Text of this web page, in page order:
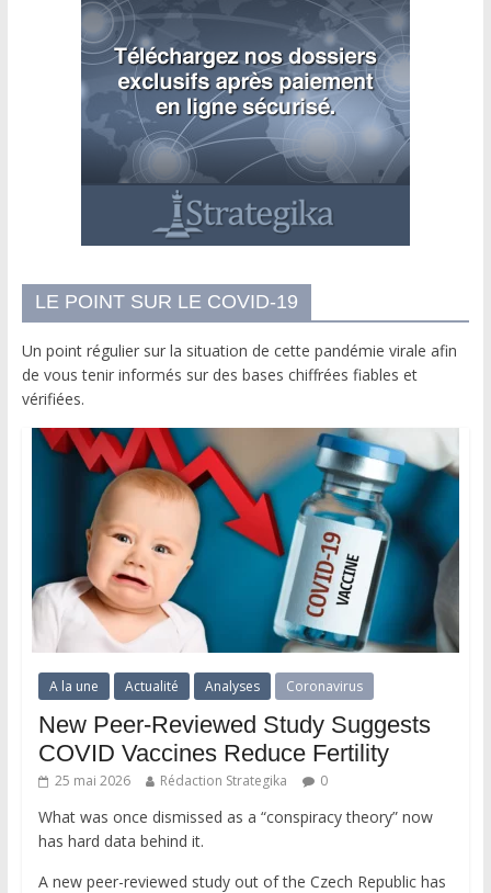
LE POINT SUR LE COVID-19
Un point régulier sur la situation de cette pandémie virale afin
de vous tenir informés sur des bases chiffrées fiables et
vérifiées.
A la une Actualité Analyses Coronavirus
New Peer-Reviewed Study Suggests
COVID Vaccines Reduce Fertility
25 mai 2026 Rédaction Strategika 0
What was once dismissed as a “conspiracy theory” now
has hard data behind it.
A new peer-reviewed study out of the Czech Republic has